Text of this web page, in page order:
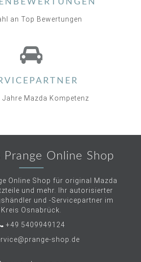
an Top Bewertungen
Jahre Mazda Kompetenz
Prange Online Shop
Online Shop für original Mazda
und mehr. Ihr autorisierter
und -Servicepartner im
Kreis Osnabrück.
+49 5409949124
shop.de